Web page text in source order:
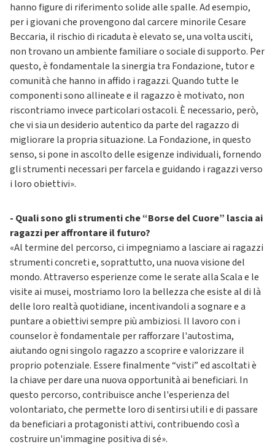
hanno figure di riferimento solide alle spalle. Ad esempio,
per i giovani che provengono dal carcere minorile Cesare
Beccaria, il rischio di ricaduta è elevato se, una volta usciti,
non trovano un ambiente familiare o sociale di supporto. Per
questo, è fondamentale la sinergia tra Fondazione, tutor e
comunità che hanno in affido i ragazzi. Quando tutte le
componenti sono allineate e il ragazzo è motivato, non
riscontriamo invece particolari ostacoli. È necessario, però,
che vi sia un desiderio autentico da parte del ragazzo di
migliorare la propria situazione. La Fondazione, in questo
senso, si pone in ascolto delle esigenze individuali, fornendo
gli strumenti necessari per farcela e guidando i ragazzi verso
i loro obiettivi».
- Quali sono gli strumenti che “Borse del Cuore” lascia ai
ragazzi per affrontare il futuro?
«Al termine del percorso, ci impegniamo a lasciare ai ragazzi
strumenti concreti e, soprattutto, una nuova visione del
mondo. Attraverso esperienze come le serate alla Scala e le
visite ai musei, mostriamo loro la bellezza che esiste al di là
delle loro realtà quotidiane, incentivandoli a sognare e a
puntare a obiettivi sempre più ambiziosi. Il lavoro con i
counselor è fondamentale per rafforzare l'autostima,
aiutando ogni singolo ragazzo a scoprire e valorizzare il
proprio potenziale. Essere finalmente “visti” ed ascoltati è
la chiave per dare una nuova opportunità ai beneficiari. In
questo percorso, contribuisce anche l'esperienza del
volontariato, che permette loro di sentirsi utili e di passare
da beneficiari a protagonisti attivi, contribuendo così a
costruire un'immagine positiva di sé».